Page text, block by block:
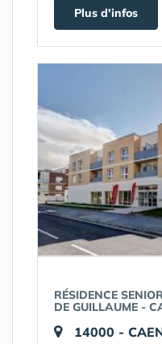
Plus d'infos
RÉSIDENCE
DE GUILLAUME -
14000 -